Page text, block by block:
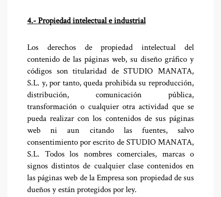
4.- Propiedad intelectual e industrial
Los derechos de propiedad intelectual del
contenido de las páginas web, su diseño gráfico y
códigos son titularidad de STUDIO MANATA,
S.L. y, por tanto, queda prohibida su reproducción,
distribución, comunicación pública,
transformación o cualquier otra actividad que se
pueda realizar con los contenidos de sus páginas
web ni aun citando las fuentes, salvo
consentimiento por escrito de STUDIO MANATA,
S.L. Todos los nombres comerciales, marcas o
signos distintos de cualquier clase contenidos en
las páginas web de la Empresa son propiedad de sus
dueños y están protegidos por ley.